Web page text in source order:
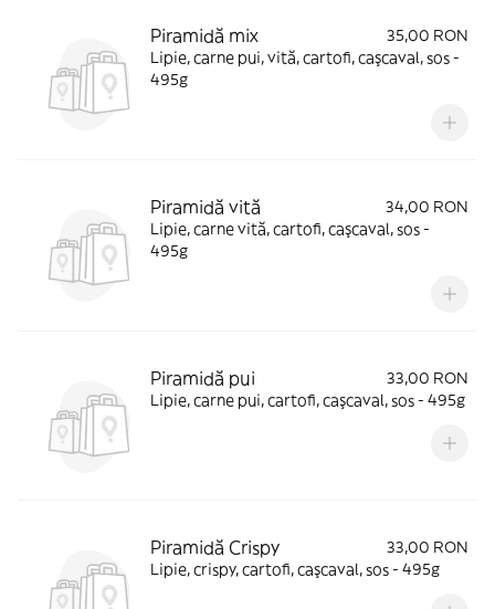
Piramidă mix
35,00 RON
Lipie, carne pui, vită, cartofi, caşcaval, sos -
495g
Piramidă vită
34,00 RON
Lipie, carne vită, cartofi, caşcaval, sos -
495g
Piramidă pui
33,00 RON
Lipie, carne pui, cartofi, caşcaval, sos - 495g
Piramidă Crispy
33,00 RON
Lipie, crispy, cartofi, caşcaval, sos - 495g